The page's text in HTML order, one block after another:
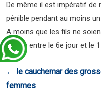
De même il est impératif de
pénible pendant au moins
A moins que les fils ne
retirés entre le 6e jour et le
← le cauchemar des
femmes